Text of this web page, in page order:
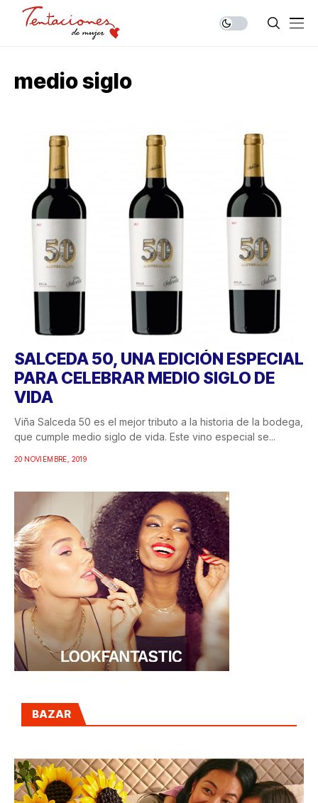
medio siglo
SALCEDA 50, UNA EDICIÓN ESPECIAL
PARA CELEBRAR MEDIO SIGLO DE
VIDA
Viña Salceda 50 es el mejor tributo a la historia de la bodega,
que cumple medio siglo de vida. Este vino especial se...
20 NOVIEMBRE, 2019
BAZAR